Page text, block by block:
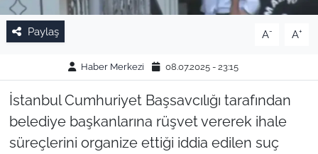
Paylaş A- A+
Haber Merkezi 08.07.2025 - 23:15
İstanbul Cumhuriyet Başsavcılığı tarafından
belediye başkanlarına rüşvet vererek ihale
süreçlerini organize ettiği iddia edilen suç